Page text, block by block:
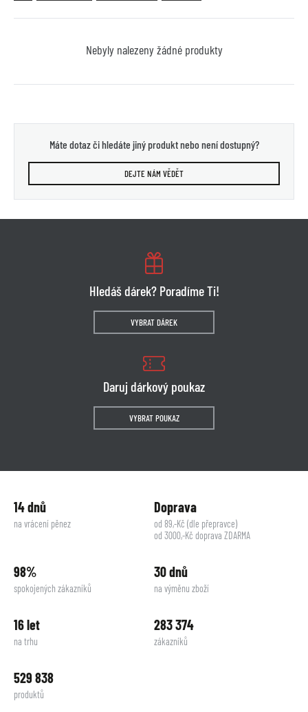
Nebyly nalezeny žádné produkty
Máte dotaz či hledáte jiný produkt nebo není dostupný?
DEJTE NÁM VĚDĚT
Hledáš dárek? Poradíme Ti!
VYBRAT DÁREK
Daruj dárkový poukaz
VYBRAT POUKAZ
14 dnů
na vrácení pěnez
Doprava
od 89,-Kč (dle přepravce)
od 3000,-Kč doprava ZDARMA
98%
spokojených zákazníků
30 dnů
na výměnu zboží
16 let
na trhu
283 374
zákazníků
529 838
produktů